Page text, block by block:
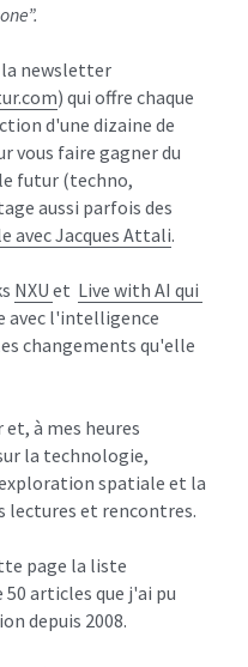
newsletter
) qui offre chaque
d'une dizaine de
vous faire gagner du
futur (techno,
aussi parfois des
avec Jacques Attali.
NXU et Live with AI qui
l'intelligence
changements qu'elle
à mes heures
la technologie,
spatiale et la
lectures et rencontres.
page la liste
articles que j'ai pu
depuis 2008.